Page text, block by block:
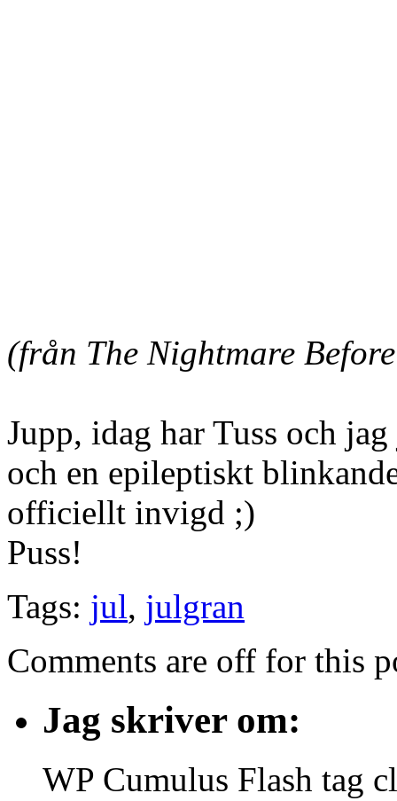
(från The Nightmare
Jupp, idag har Tuss och
och en epileptiskt
officiellt invigd ;)
Puss!
Tags: jul, julgran
Comments are off for this
Jag skriver om:
WP Cumulus Flash tag